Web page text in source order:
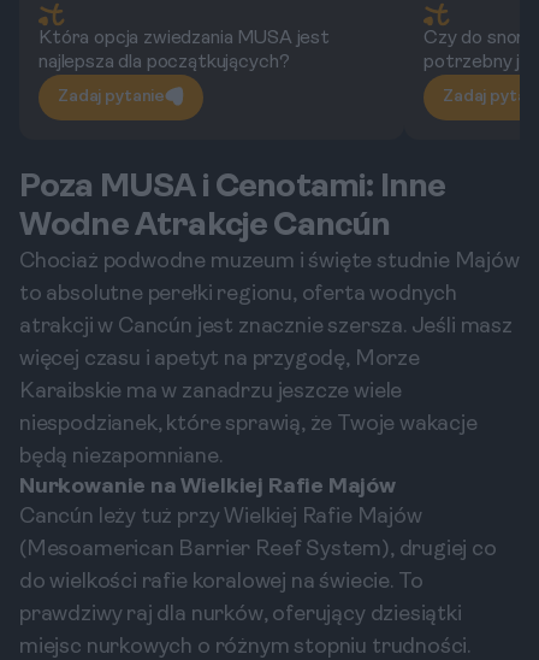
Która opcja zwiedzania MUSA jest
najlepsza dla początkujących?
Zadaj pytanie
Czy do
potrzebny
Zadaj
Poza MUSA i Cenotami: Inne
Wodne Atrakcje Cancún
Chociaż podwodne muzeum i święte studnie Majów
to absolutne perełki regionu, oferta wodnych
atrakcji w Cancún jest znacznie szersza. Jeśli masz
więcej czasu i apetyt na przygodę, Morze
Karaibskie ma w zanadrzu jeszcze wiele
niespodzianek, które sprawią, że Twoje wakacje
będą niezapomniane.
Nurkowanie na Wielkiej Rafie Majów
Cancún leży tuż przy Wielkiej Rafie Majów
(Mesoamerican Barrier Reef System), drugiej co
do wielkości rafie koralowej na świecie. To
prawdziwy raj dla nurków, oferujący dziesiątki
miejsc nurkowych o różnym stopniu trudności.